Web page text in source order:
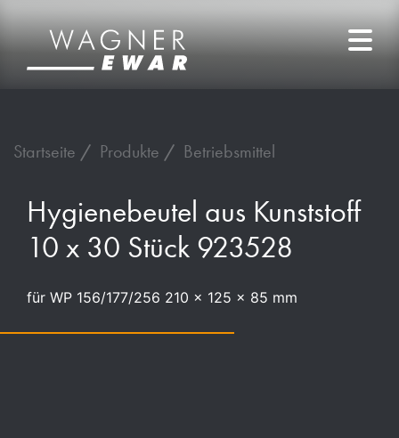
Startseite Produkte Betriebsmittel
Hygienebeutel aus Kunststoff
10 x 30 Stück 923528
für WP 156/177/256 210 x 125 x 85 mm